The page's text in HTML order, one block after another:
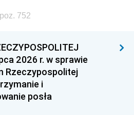
752
2026 r. w sprawie
Rzeczypospolitej
i
posła